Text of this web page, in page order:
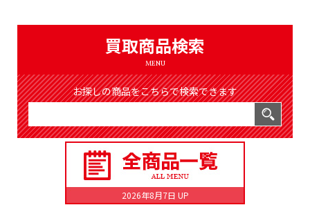
買取商品検索
MENU
お探しの商品をこちらで検索できます
2026年8月7日 UP